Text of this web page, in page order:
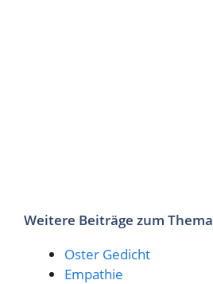
Weitere Beiträge zum Thema
Oster Gedicht
Empathie